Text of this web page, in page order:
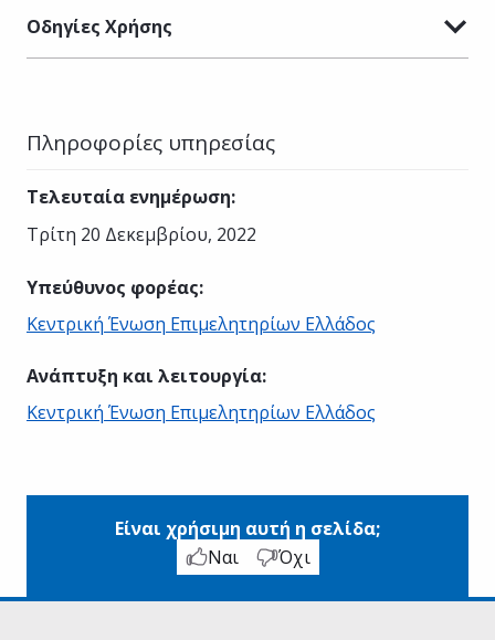
Οδηγίες Χρήσης
Πληροφορίες υπηρεσίας
Τελευταία ενημέρωση:
Τρίτη 20 Δεκεμβρίου, 2022
Υπεύθυνος φορέας:
Κεντρική Ένωση Επιμελητηρίων Ελλάδος
Ανάπτυξη και λειτουργία:
Κεντρική Ένωση Επιμελητηρίων Ελλάδος
Είναι χρήσιμη αυτή η σελίδα;
Ναι
Όχι